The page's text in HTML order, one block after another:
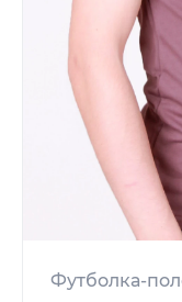
Футболка-